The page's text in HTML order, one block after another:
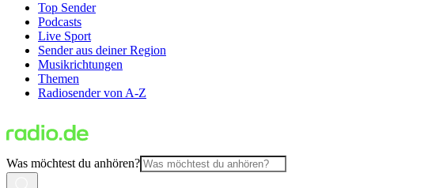
Top Sender
Podcasts
Live Sport
Sender aus deiner Region
Musikrichtungen
Themen
Radiosender von A-Z
Was möchtest du anhören?